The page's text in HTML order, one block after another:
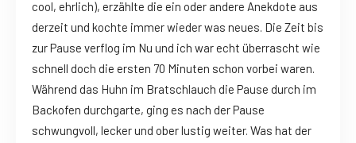
cool, ehrlich), erzählte die ein oder andere Anekdote aus
derzeit und kochte immer wieder was neues. Die Zeit bis
zur Pause verflog im Nu und ich war echt überrascht wie
schnell doch die ersten 70 Minuten schon vorbei waren.
Während das Huhn im Bratschlauch die Pause durch im
Backofen durchgarte, ging es nach der Pause
schwungvoll, lecker und ober lustig weiter. Was hat der